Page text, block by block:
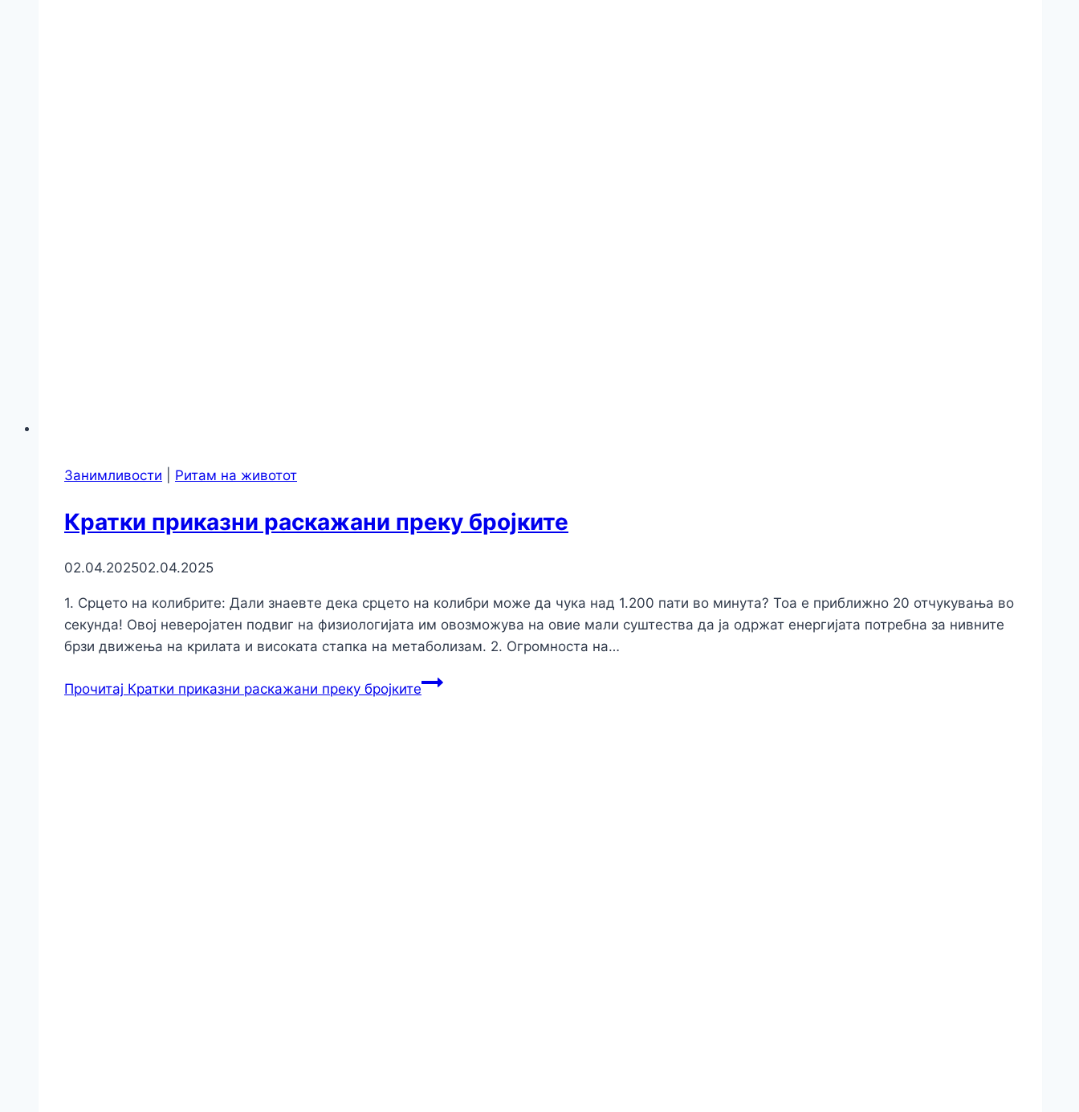
Занимливости Ритам на животот
Кратки приказни раскажани преку бројките
02.04.202502.04.2025
1. Срцето на колибрите: Дали знаевте дека срцето на колибри може да чука над 1.200 пати во минута? Тоа е приближно 20 отчукувања во
секунда! Овој неверојатен подвиг на физиологијата им овозможува на овие мали суштества да ја одржат енергијата потребна за нивните
брзи движења на крилата и високата стапка на метаболизам. 2. Огромноста на…
Прочитај Кратки приказни раскажани преку бројките